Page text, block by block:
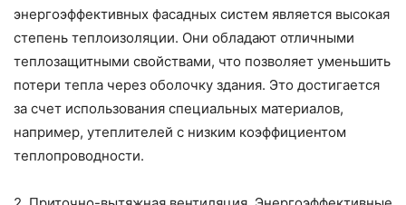
энергоэффективных фасадных систем является высокая
степень теплоизоляции. Они обладают отличными
теплозащитными свойствами, что позволяет уменьшить
потери тепла через оболочку здания. Это достигается
за счет использования специальных материалов,
например, утеплителей с низким коэффициентом
теплопроводности.